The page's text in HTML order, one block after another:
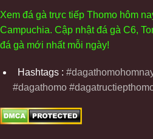
Xem đá gà trực tiếp Thomo hôm
Campuchia. Cập nhậtđá gà C6,
đá gà mới nhất mỗi ngày!
Hashtags :
#dagathomo